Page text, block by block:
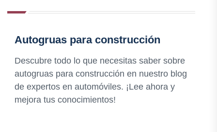
Autogruas para construcción
Descubre todo lo que necesitas saber sobre
autogruas para construcción en nuestro blog
de expertos en automóviles. ¡Lee ahora y
mejora tus conocimientos!